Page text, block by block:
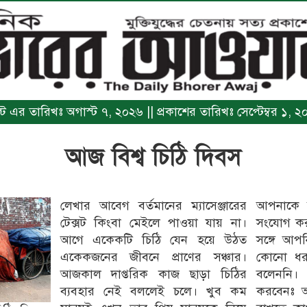
এর তারিখঃ অগাস্ট ৭, ২০২৬ || প্রকাশের তারিখঃ সেপ্টেম্বর ১,
আজ বিশ্ব চিঠি দিবস
লেখার আবেগ বর্তমানের ম্যাসেঞ্জারের
টেক্সট কিংবা মেইলে পাওয়া যায় না।
আগে একেকটি চিঠি যেন হয়ে উঠত
একেকজনের জীবনে প্রাণের সঞ্চার।
আজকাল দাপ্তরিক কাজ ছাড়া চিঠির
ব্যবহার নেই বললেই চলে। খুব কম
আপনাকে প্রিয় মানুষদের সঙ্গে পুনরায়
সংযোগ করার সুযোগ করে দিবে। যাদের
সঙ্গে আপনি হয়তো বেশ কিছুদিন ধরে
কোনো ধরনের যোগাযোগ কিংবা কথা
বলেননি। দিবসটি যেভাবে উদযাপন
করবেনঃ আজকের দিনটি স্মরণীয় করে